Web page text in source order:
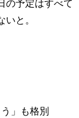
の予定はすべて
と。
」も格別